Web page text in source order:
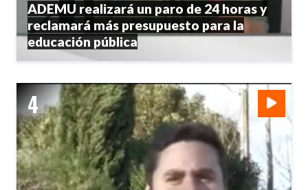
ADEMU realizará un paro de 24 horas y
reclamará más presupuesto para la
educación pública